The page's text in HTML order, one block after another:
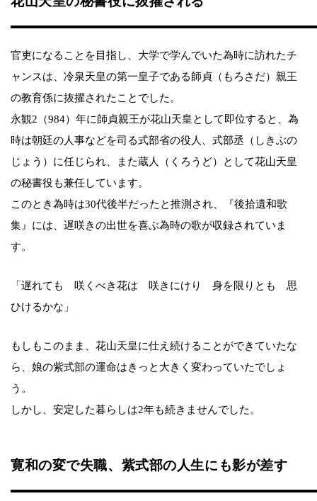
官吏になることを目指し、大学で学んでいた為時に訪れたチ
ャンスは、冷泉天皇の第一皇子である師貞（もろさだ）親王
の教育係に抜擢されたことでした。
永観2（984）年に師貞親王が花山天皇として即位すると、為
時は朝廷の人事などを司る式部省の役人、式部丞（しきぶの
じょう）に任じられ、また蔵人（くろうど）として花山天皇
の秘書役も兼任しています。
このとき為時は30代後半だったと推測され、『後拾遺和歌
集』には、遅咲きの出世を喜ぶ為時の歌が収録されていま
す。
「遅れても 咲くべき花は 咲きにけり 身を限りとも 思
ひけるかな」
もしもこのまま、花山天皇に仕え続けることができていたな
ら、娘の紫式部の運命はきっと大きく変わっていたでしょ
う。
しかし、安定した暮らしは2年も続きませんでした。
寛和の変で失職、紫式部の人生にも影が差す